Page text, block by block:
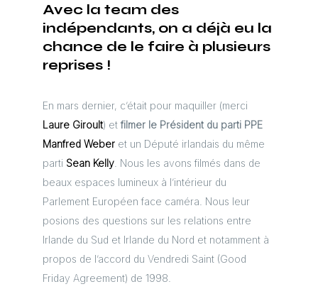
Avec la team des
indépendants, on a déjà eu la
chance de le faire à plusieurs
reprises !
En mars dernier, c’était pour maquiller (merci
Laure Giroult) etfilmer le Président du parti PPE
Manfred Weber et un Député irlandais du même
parti Sean Kelly . Nous les avons filmés dans de
beaux espaces lumineux à l’intérieur du
Parlement Européen face caméra. Nous leur
posions des questions sur les relations entre
Irlande du Sud et Irlande du Nord et notamment à
propos de l’accord du Vendredi Saint (Good
Friday Agreement) de 1998.